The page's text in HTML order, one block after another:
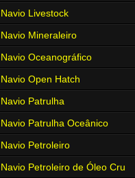
Navio Livestock
Navio Mineraleiro
Navio Oceanográfico
Navio Open Hatch
Navio Patrulha
Navio Patrulha Oceânico
Navio Petroleiro
Navio Petroleiro de Óleo Cru